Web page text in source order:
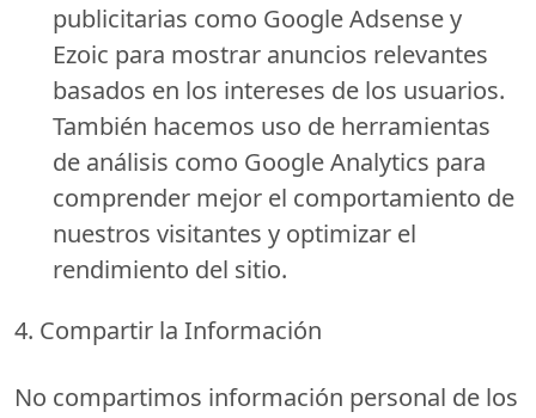
publicitarias como Google Adsense y
Ezoic para mostrar anuncios relevantes
basados en los intereses de los usuarios.
También hacemos uso de herramientas
de análisis como Google Analytics para
comprender mejor el comportamiento de
nuestros visitantes y optimizar el
rendimiento del sitio.
4. Compartir la Información
No compartimos información personal de los